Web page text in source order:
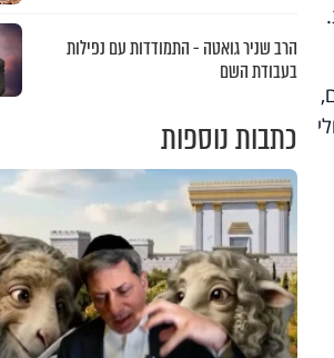
הרב שניר גואטה - התמודדות עם נפילות
בעבודת השם
כתבות נוספות